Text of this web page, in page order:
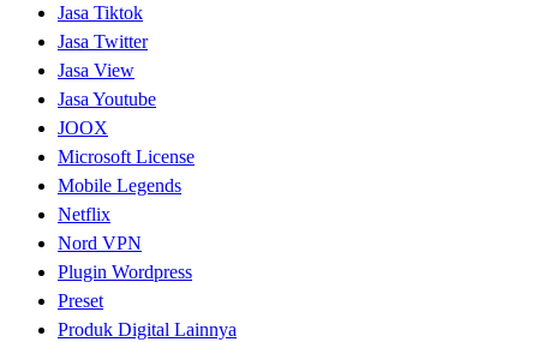
Jasa Tiktok
Jasa Twitter
Jasa View
Jasa Youtube
JOOX
Microsoft License
Mobile Legends
Netflix
Nord VPN
Plugin Wordpress
Preset
Produk Digital Lainnya